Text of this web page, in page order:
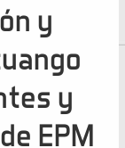
y
y
EPM